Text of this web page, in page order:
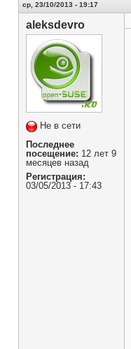
ср, 23/10/2013 - 19:17
aleksdevro
Не в сети
Последнее
посещение: 12 лет 9
месяцев назад
Регистрация:
03/05/2013 - 17:43